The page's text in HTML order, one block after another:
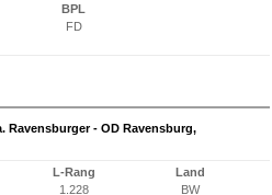
BPL
FD
Ravensburger - OD Ravensburg,
L-Rang
1.228
Land
BW